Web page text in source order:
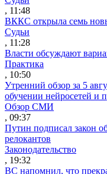
, 11:48
ВККС открыла семь
Судьи
, 11:28
Власти обсуждают
Практика
, 10:50
Утренний обзор за 5
обучении нейросетей и
Обзор СМИ
, 09:37
Путин подписал закон
релокантов
Законодательство
, 19:32
ВС напомнил, что